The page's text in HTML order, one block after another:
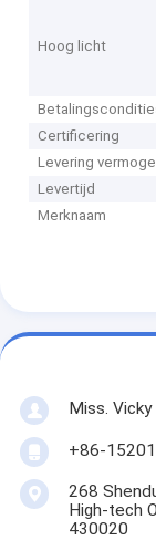
Hoog licht
Certificering
Levering
Levertijd
Merknaam
Miss. Vicky
+86-
268
High-tech
430020